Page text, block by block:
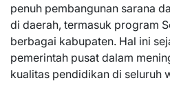
penuh pembangunan sarana
di daerah, termasuk program
berbagai kabupaten. Hal ini
pemerintah pusat dalam
kualitas pendidikan di seluruh